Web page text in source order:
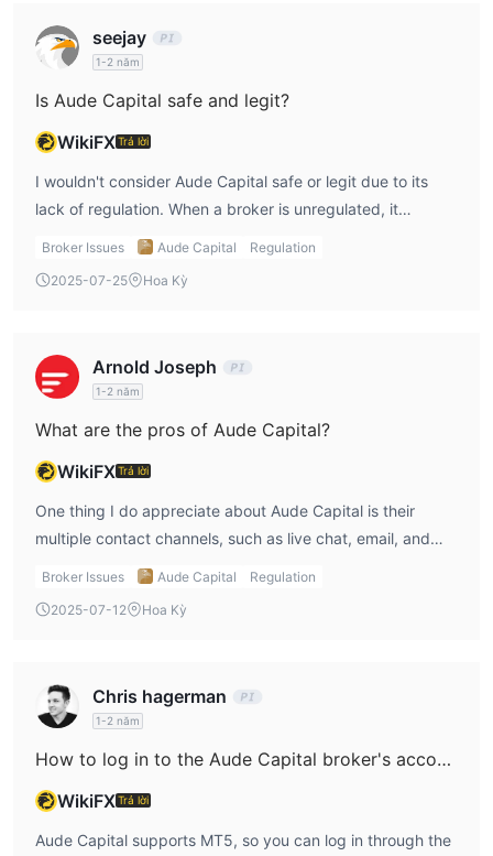
seejay
1-2 năm
Is Aude Capital safe and legit?
WikiFXTrả lời
I wouldn't consider Aude Capital safe or legit due to its
lack of regulation. When a broker is unregulated, it
becomes harder to trust their operations. There's no
risks, such as fraud or poor execution of trades. I always
Broker Issues Aude Capital
Regulation
2025-07-25
Hoa Kỳ
Arnold Joseph
1-2 năm
What are the pros of Aude Capital?
WikiFXTrả lời
One thing I do appreciate about Aude Capital is their
multiple contact channels, such as live chat, email, and
social media. This makes it easy to reach out to them
which is a good platform for more experienced traders, as
Broker Issues Aude Capital
Regulation
2025-07-12
Hoa Kỳ
Chris hagerman
1-2 năm
How to log in to the Aude Capital broker's account?
WikiFXTrả lời
Aude Capital supports MT5, so you can log in through the